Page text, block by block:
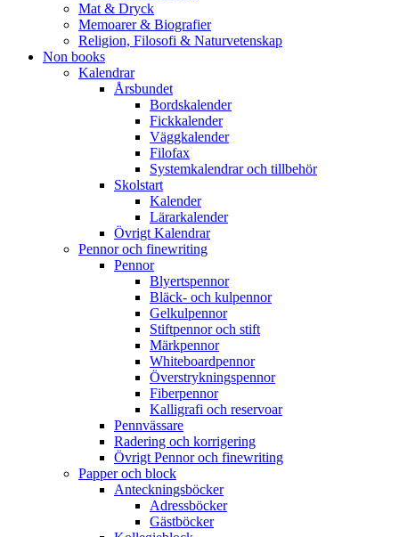
Mat & Dryck
Memoarer & Biografier
Religion, Filosofi & Naturvetenskap
Non books
Kalendrar
Årsbundet
Bordskalender
Fickkalender
Väggkalender
Filofax
Systemkalendrar och tillbehör
Skolstart
Kalender
Lärarkalender
Övrigt Kalendrar
Pennor och finewriting
Pennor
Blyertspennor
Bläck- och kulpennor
Gelkulpennor
Stiftpennor och stift
Märkpennor
Whiteboardpennor
Överstrykningspennor
Fiberpennor
Kalligrafi och reservoar
Pennvässare
Radering och korrigering
Övrigt Pennor och finewriting
Papper och block
Anteckningsböcker
Adressböcker
Gästböcker